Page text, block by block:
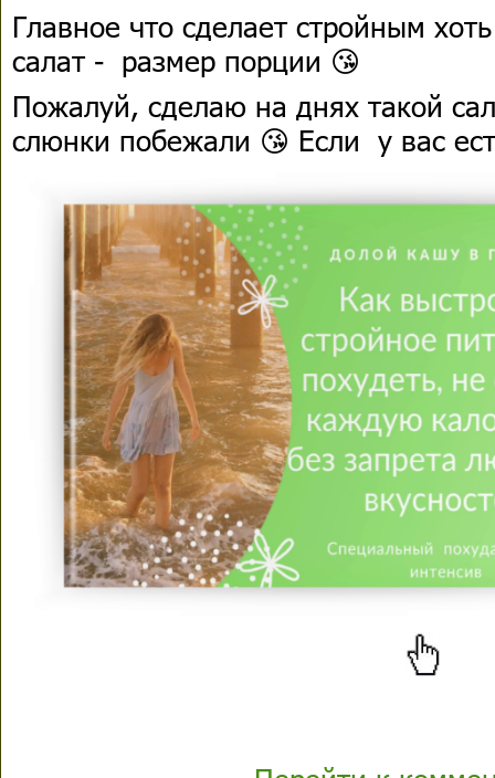
Главное что сделает стройным
салат - размер порции 😘
Пожалуй, сделаю на днях такой
слюнки побежали 😘 Если у вас